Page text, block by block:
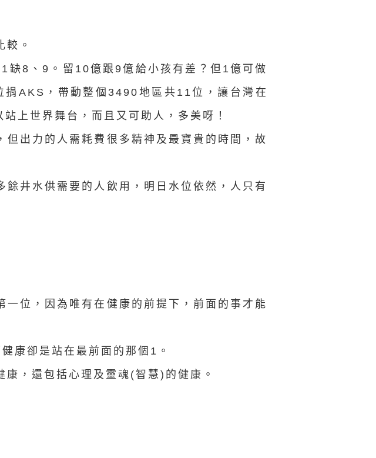
。
缺8、9。留10億跟9億給小孩有差？但1億可做
捐AKS，帶動整個3490地區共11位，讓台灣在
上世界舞台，而且又可助人，多美呀！
出力的人需耗費很多精神及最寶貴的時間，故
井水供需要的人飲用，明日水位依然，人只有
位，因為唯有在健康的前提下，前面的事才能
康卻是站在最前面的那個1。
，還包括心理及靈魂(智慧)的健康。